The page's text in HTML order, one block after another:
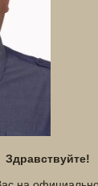
Здравствуйте!